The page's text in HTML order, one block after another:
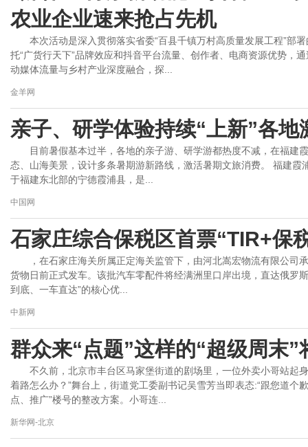
农业企业速来抢占先机
本次活动是深入贯彻落实省委“百县千镇万村高质量发展工程”部
托“广货行天下”品牌效应和抖音平台流量、创作者、电商资源优势，
动媒体流量与乡村产业深度融合，探...
金羊网
亲子、研学体验持续“上新”各
目前暑假基本过半，各地的亲子游、研学游都热度不减，在福建
态、山海美景，设计多条暑期游新路线，激活暑期文旅消费。 福建霞
于福建东北部的宁德霞浦县，是...
中国网
石家庄综合保税区首票“TIR+保
，在石家庄海关所属正定海关监管下，由河北嵩宏物流有限公司
货物日前正式发车。该批汽车零配件将经满洲里口岸出境，直达俄罗
到底、一车直达”的核心优...
中新网
群众来“点题”这样的“超级周末
不久前，北京市丰台区马家堡街道的剧场里，一位外卖小哥站起
着路怎么办？”舞台上，街道党工委副书记吴雪芳当即表态:“跟您道个
点、推广”楼号的整改方案。小哥连...
新华网-北京